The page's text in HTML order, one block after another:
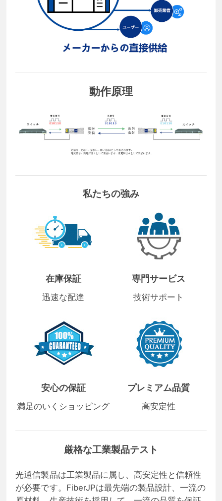
動作原理
私たちの強み
在庫保証
迅速な配達
専門サービス
技術サポート
安心の保証
満足のいくショッピング
プレミアム品質
高安定性
厳格な工業製品テスト
光通信製品は工業製品に属し、高安定性と信頼性
が必要です。FiberJPは最先端の製品設計、一流の